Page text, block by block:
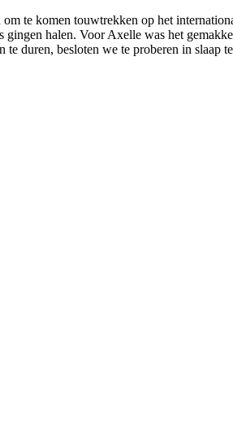
te komen touwtrekken op het
halen. Voor Axelle was het
duren, besloten we te proberen in